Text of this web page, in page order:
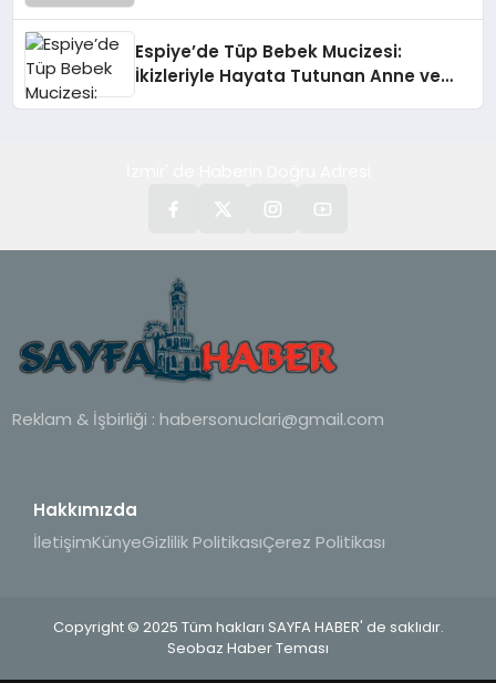
Espiye’de Tüp Bebek Mucizesi:
İkizleriyle Hayata Tutunan Anne ve
Reklam & İşbirliği : habersonuclari@gmail.com
Hakkımızda
İletişimKünyeGizlilik PolitikasıÇerez Politikası
Copyright © 2025 Tüm hakları SAYFA HABER' de saklıdır.
Seobaz Haber Teması